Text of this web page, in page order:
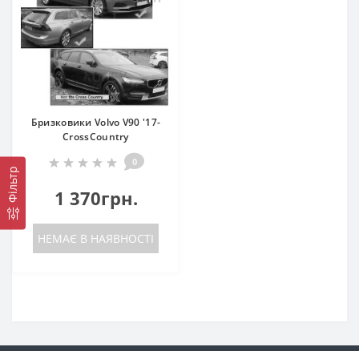
Фільтр
Бризковики Volvo V90 '17-
CrossCountry
0
1 370грн.
НЕМАЄ В НАЯВНОСТІ